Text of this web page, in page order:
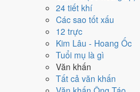
24 tiết khí
Các sao tốt xấu
12 trực
Kim Lâu - Hoang Ốc
Tuổi mụ là gì
Văn khấn
Tất cả văn khấn
Ngày 20/8/2026
việc gì?
Ngày 20/8/2026 đạt2.3/10trung bình
Giải trừ - tẩy uế (5/10) , thấp nhất là
Phá (ngày phá hoại - đại hung, kỵ
hắc đạo nên điểm từng việc chênh